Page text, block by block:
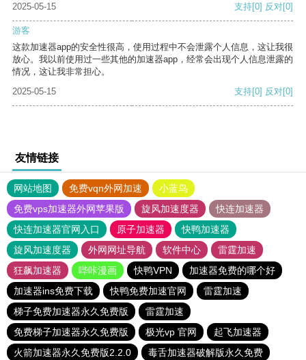
2025-05-15 支持[0] 反对[0]
游客
这款加速器app的安全性很高，使用过程中不会泄露个人信息，这让我很
放心。我以前使用过一些其他的加速器app，经常会出现个人信息泄露的
情况，这让我非常担心。
2025-05-15
支持[0] 反对[0]
友情链接
网站地图 免费vqn外网加速
小蓝鸟
免费vps加速器外网苹果版
旋风加速度器
快连加速器
快连加速器官网入口
原子加速器
快鸭加速器
旋风加速度器
外网网址导航 软件中心
雷霆加速
狂飙加速器
哔咔漫画 快鸭VPN
加速器免费的哪个好
加速器ins免费下载
快鸭免费加速官网
雷霆加速
梯子免费加速器永久免费版
雷霆加速
免费梯子加速器永久免费版
极光vp 官网
起飞加速器
火箭加速器永久免费版2.2.0
毒舌加速器破解版永久免费